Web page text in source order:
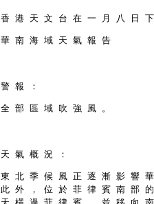
香 港 天 文 台 在 一 月 八 日
華 南 海 域 天 氣 報 告
警 報 ：
全 部 區 域 吹 強 風 。
天 氣 概 況 ：
東 北 季 候 風 正 逐 漸 影 響
此 外 ， 位 於 菲 律 賓 南 部